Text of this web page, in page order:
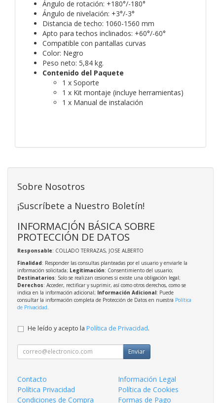
Ángulo de rotación: +180°/-180°
Ángulo de nivelación: +3°/-3°
Distancia de techo: 1060-1560 mm
Apto para techos inclinados: +60°/-60°
Compatible con pantallas curvas
Color: Negro
Peso neto: 5,84 kg.
Contenido del Paquete
1 x Soporte
1 x Kit montaje (incluye herramientas)
1 x Manual de instalación
Sobre Nosotros
¡Suscríbete a Nuestro Boletín!
INFORMACIÓN BÁSICA SOBRE
PROTECCIÓN DE DATOS
Responsable: COLLADO TERRAZAS, JOSE ALBERTO
Finalidad: Responder las consultas planteadas por el usuario y enviarle la
información solicitada; Legitimación: Consentimiento del usuario;
Destinatarios: Solo se realizan cesiones si existe una obligación legal;
Derechos: Acceder, rectificar y suprimir, así como otros derechos, como se
indica en la información adicional; Información Adicional: Puede
consultar la información completa de Protección de Datos en nuestra Política
de Privacidad
He leído y acepto la Política de Privacidad.
Enviar
Contacto
Información Legal
Política Privacidad
Política de Cookies
Condiciones de Compra
Formas de Pago